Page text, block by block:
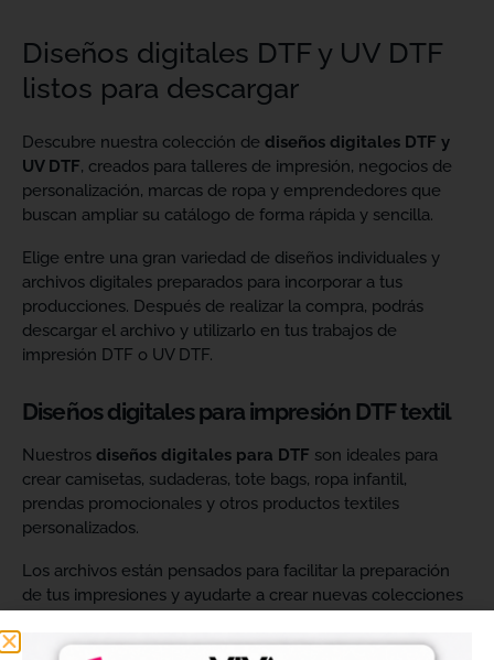
Diseños digitales DTF y UV DTF
listos para descargar
Descubre nuestra colección de diseños digitales DTF y
UV DTF, creados para talleres de impresión, negocios de
personalización, marcas de ropa y emprendedores que
buscan ampliar su catálogo de forma rápida y sencilla.
Elige entre una gran variedad de diseños individuales y
archivos digitales preparados para incorporar a tus
producciones. Después de realizar la compra, podrás
descargar el archivo y utilizarlo en tus trabajos de
impresión DTF o UV DTF.
Diseños digitales para impresión DTF textil
Nuestros diseños digitales para DTF son ideales para
crear camisetas, sudaderas, tote bags, ropa infantil,
prendas promocionales y otros productos textiles
personalizados.
Los archivos están pensados para facilitar la preparación
de tus impresiones y ayudarte a crear nuevas colecciones
tendrás que adaptar el tamaño a tus necesidades, preparar